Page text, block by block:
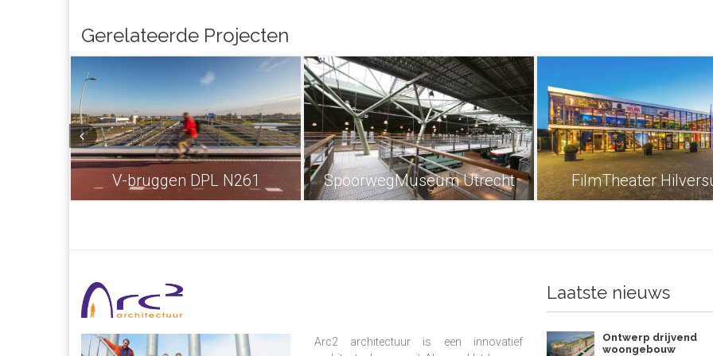
Gerelateerde Projecten
V-bruggen DPL N261 SpoorwegMuseum Utrecht FilmTheater
Arc2 architectuur is een innovatief
Laatste nieuws
Ontwerp drijvend
woongebouw